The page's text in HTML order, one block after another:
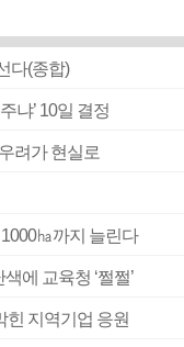
다(종합)
냐’ 10일 결정
려가 현실로
㏊까지 늘린다
에 교육청 ‘쩔쩔’
지역기업 응원